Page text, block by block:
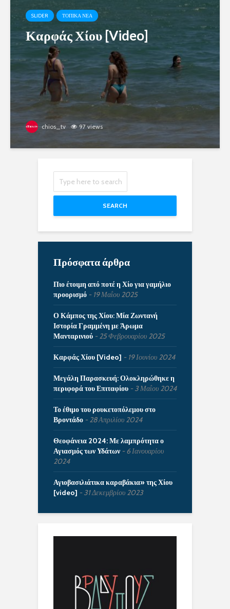
SLIDER ΤΟΠΙΚΑ ΝΕΑ
Καρφάς Χίου [Video]
chios_tv 97 views
SEARCH
Πρόσφατα άρθρα
Πιο έτοιμη από ποτέ η Χίο για γαμήλιο
προορισμό
19 Μαΐου 2025
Ο Κάμπος της Χίου: Μία Ζωντανή
Ιστορία Γραμμένη με Άρωμα
Μανταρινιού
25 Φεβρουαρίου 2025
Καρφάς Χίου [Video] 19 Ιουνίου 2024
Μεγάλη Παρασκευή: Ολοκληρώθηκε η
περιφορά του Επιταφίου
3 Μαΐου 2024
Το έθιμο του ρουκετοπόλεμου στο
Βροντάδο
28 Απριλίου 2024
Θεοφάνεια 2024: Με λαμπρότητα ο
Αγιασμός των Υδάτων
6 Ιανουαρίου
2024
Αγιοβασιλιάτικα καραβάκια» της Χίου
[video]
31 Δεκεμβρίου 2023